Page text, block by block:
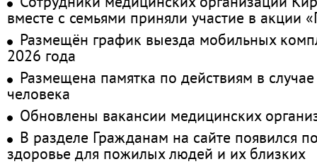
вместе с семьями приняли участие в акции
Размещён график выезда мобильных
2026 года
Размещена памятка по действиям в
человека
Обновлены вакансии медицинских
В разделе Гражданам на сайте появился
здоровье для пожилых людей и их близких